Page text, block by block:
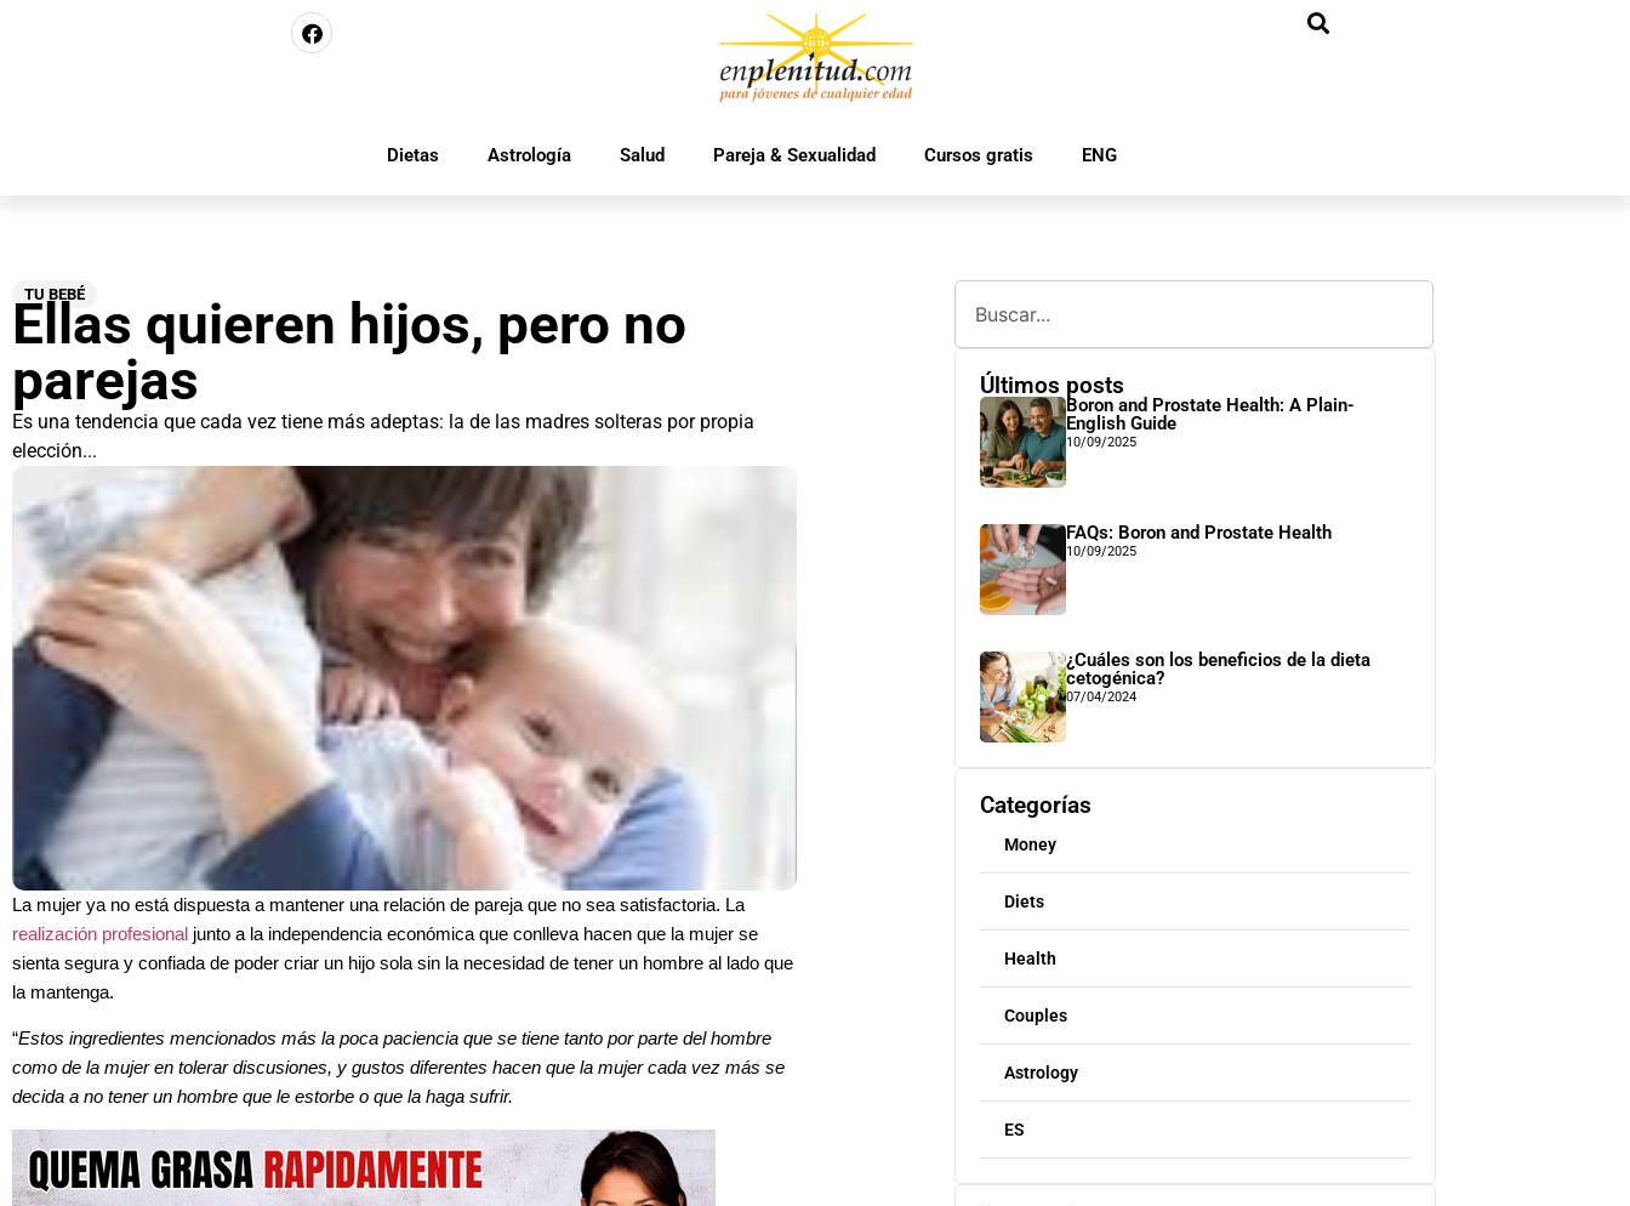
Dietas Astrología Salud Pareja & Sexualidad Cursos gratis ENG
TU BEBÉ
Ellas quieren hijos, pero no
parejas
Es una tendencia que cada vez tiene más adeptas: la de las madres solteras por propia
elección...
La mujer ya no está dispuesta a mantener una relación de pareja que no sea satisfactoria. La
realización profesional junto a la independencia económica que conlleva hacen que la mujer se
sienta segura y confiada de poder criar un hijo sola sin la necesidad de tener un hombre al lado que
la mantenga.
“Estos ingredientes mencionados más la poca paciencia que se tiene tanto por parte del hombre
como de la mujer en tolerar discusiones, y gustos diferentes hacen que la mujer cada vez más se
decida a no tener un hombre que le estorbe o que la haga sufrir.
Últimos posts
Boron and Prostate Health: A Plain-
English Guide
10/09/2025
FAQs: Boron and Prostate Health
10/09/2025
¿Cuáles son los beneficios de la dieta
cetogénica?
07/04/2024
Categorías
Money
Diets
Health
Couples
Astrology
ES